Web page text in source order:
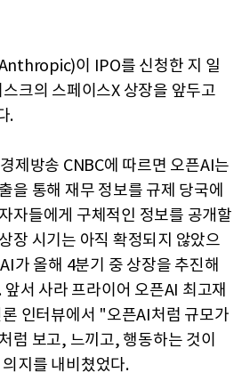
이 IPO를 신청한 지 일
크의 스페이스X 상장을 앞두고
.
제방송 CNBC에 따르면 오픈AI는
을 통해 재무 정보를 규제 당국에
자들에게 구체적인 정보를 공개할
장 시기는 아직 확정되지 않았으
가 올해 4분기 중 상장을 추진해
서 사라 프라이어 오픈AI 최고재
인터뷰에서 "오픈AI처럼 규모가
럼 보고, 느끼고, 행동하는 것이
지를 내비쳤었다.